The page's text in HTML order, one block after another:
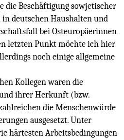
die Beschäftigung sowjetischer
deutschen Haushalten und
bei Osteuropäerinnen
letzten Punkt möchte ich hier
noch einige allgemeine
Kollegen waren die
ihrer Herkunft (bzw.
die Menschenwürde
ausgesetzt. Unter
härtesten Arbeitsbedingungen